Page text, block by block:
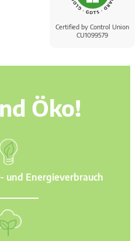
Certified by Control Union
CU1099579
Öko!
und Energieverbrauch